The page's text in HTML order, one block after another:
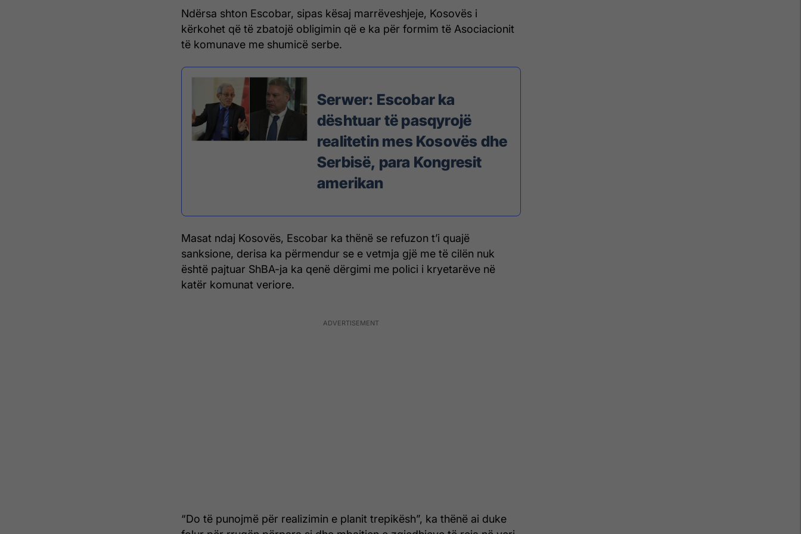
Ndërsa shton Escobar, sipas kësaj marrëveshjeje, Kosovës i
kërkohet që të zbatojë obligimin që e ka për formim të Asociacionit
të komunave me shumicë serbe.
Serwer: Escobar ka
dështuar të pasqyrojë
realitetin mes Kosovës dhe
Serbisë, para Kongresit
amerikan
Masat ndaj Kosovës, Escobar ka thënë se refuzon t’i quajë
sanksione, derisa ka përmendur se e vetmja gjë me të cilën nuk
është pajtuar ShBA-ja ka qenë dërgimi me polici i kryetarëve në
katër komunat veriore.
“Do të punojmë për realizimin e planit trepikësh”, ka thënë ai duke